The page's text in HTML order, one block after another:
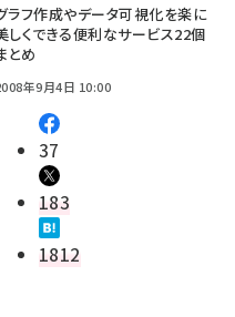
ラフ作成やデータ可視化を楽に
しくできる便利なサービス22個
とめ
年9月4日 10:00
37
183
1812